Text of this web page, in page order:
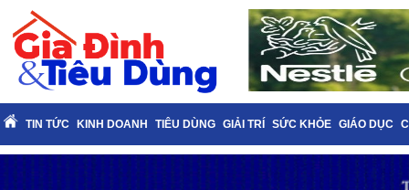
TIN TỨC KINH DOANH TIÊU DÙNG GIẢI TRÍ SỨC KHỎE GIÁO DỤC